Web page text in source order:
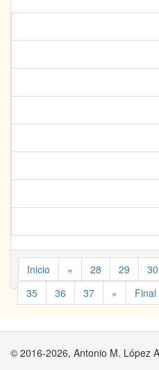
Inicio « 28 29 30
35
36 37 » Final
© 2016-2026, Antonio M. López